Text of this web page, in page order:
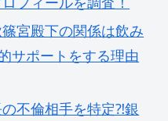
宮殿下の関係は飲み
サポートをする理由
不倫相手を特定⁈銀